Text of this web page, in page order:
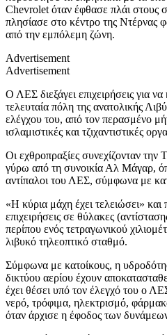
Chevrolet όταν έφθασε πλάι στους
πλησίασε στο κέντρο της Ντέρνας
από την εμπόλεμη ζώνη.
Advertisement
Advertisement
Ο ΛΕΣ διεξάγει επιχειρήσεις για
τελευταία πόλη της ανατολικής
ελέγχου του, από τον περασμένο
ισλαμιστικές και τζιχαντιστικές
Οι εχθροπραξίες συνεχίζονταν την
γύρω από τη συνοικία Αλ Μάγαρ,
αντίπαλοι του ΛΕΣ, σύμφωνα με
«Η κύρια μάχη έχει τελειώσει» και
επιχειρήσεις σε θύλακες
περίπου ενός τετραγωνικού
λιβυκό τηλεοπτικό σταθμό.
Σύμφωνα με κατοίκους, η
δικτύου αερίου έχουν
έχει θέσει υπό τον έλεγχό του ο
νερό, τρόφιμα, ηλεκτρισμό,
όταν άρχισε η έφοδος των